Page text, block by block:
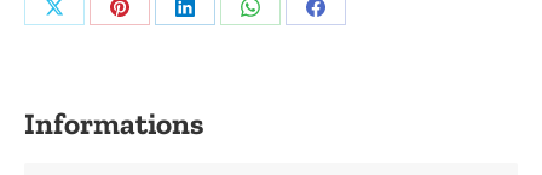
Share Share Share Share Share